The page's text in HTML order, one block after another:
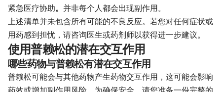
紧急医疗协助。 并非每个人都会出现副作用。
上述清单并未包含所有可能的不良反应。若您对任何症状或
用药感到担忧，请咨询医生或药剂师以获得进一步建议。
使用普赖松的潜在交互作用
哪些药物与普赖松有潜在交互作用
普赖松可能会与其他药物产生药物交互作用，这可能会影响
药效或增加副作用风险。为确保安全，请您准备一份完整的